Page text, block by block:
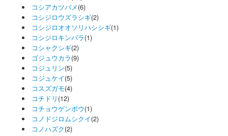
コシアカツバメ(6)
コシジロウズラシギ(2)
コシジロオオソリハシシギ(1)
コシジロキンパラ(1)
コシャクシギ(2)
ゴジュウカラ(9)
コジュリン(5)
コジュケイ(5)
コスズガモ(4)
コチドリ (12)
コチョウゲンボウ(1)
コノドジロムシクイ(2)
コノハズク(2)